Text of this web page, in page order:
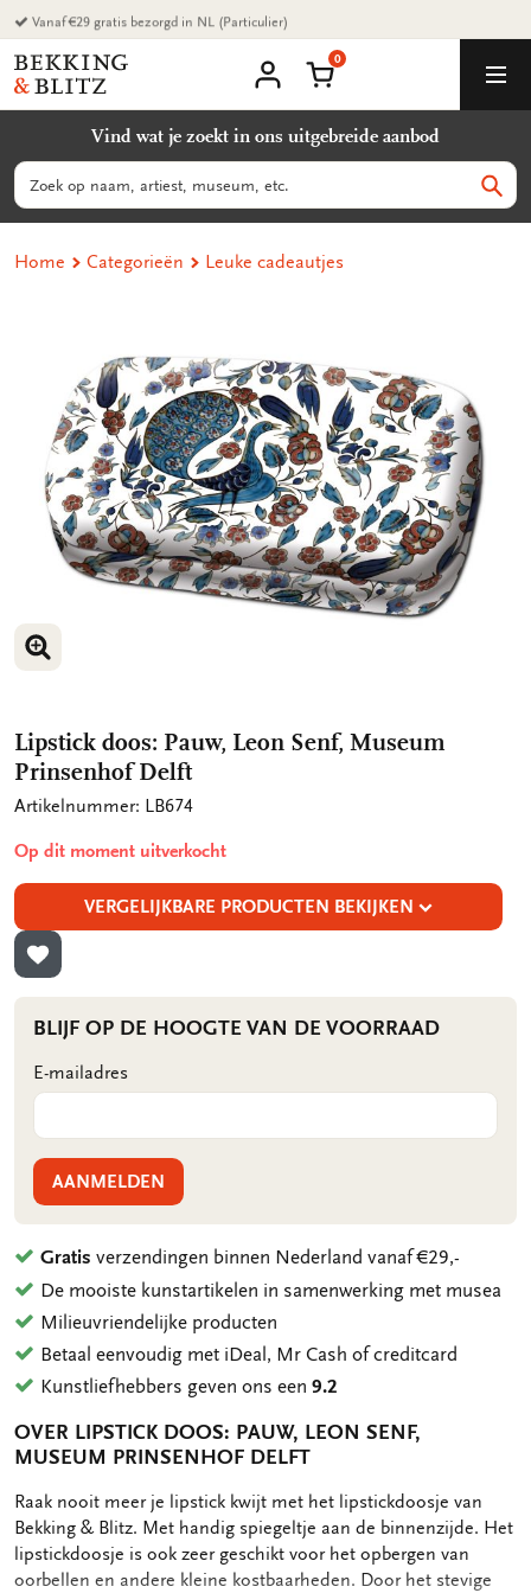
naar
content
Bekking
&
B.V.
account
Winkelmand
0
Vind wat je zoekt in ons uitgebreide aanbod
Zoeken
Home Categorieën Leuke cadeautjes
VERGROOT AFBEELDING
Lipstick doos: Pauw, Leon Senf, Museum
Prinsenhof Delft
Artikelnummer: LB674
Op dit moment uitverkocht
VERGELIJKBARE PRODUCTEN BEKIJKEN
TOEVOEGEN AAN VERLANGLIJST
BLIJF OP DE HOOGTE VAN DE VOORRAAD
E-mailadres
AANMELDEN
Gratis verzendingen binnen Nederland vanaf €29,-
De mooiste kunstartikelen in samenwerking met musea
Milieuvriendelijke producten
Betaal eenvoudig met iDeal, Mr Cash of creditcard
Kunstliefhebbers geven ons een9.2
OVER LIPSTICK DOOS: PAUW, LEON SENF,
MUSEUM PRINSENHOF DELFT
OMSCHRIJVING
Raak nooit meer je lipstick kwijt met het lipstickdoosje van
Bekking & Blitz. Met handig spiegeltje aan de binnenzijde. Het
lipstickdoosje is ook zeer geschikt voor het opbergen van
oorbellen en andere kleine kostbaarheden. Door het stevige